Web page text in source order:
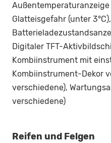
Glatteisgefahr (unter 3°C),
Digitaler TFT-
Kombiinstrument mit
Kombiinstrument-Dekor
verschiedene),
verschiedene)
Reifen und Felgen